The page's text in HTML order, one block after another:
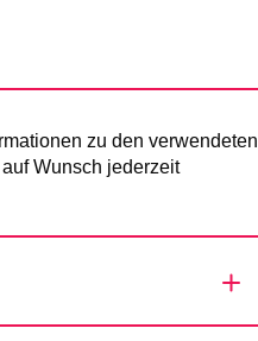
zu den verwendeten
Wunsch jederzeit